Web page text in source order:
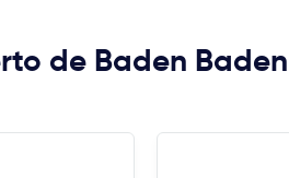
de Baden Baden